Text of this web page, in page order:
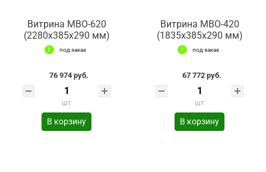
Витрина МВО-620
(2280x385x290 мм)
под заказ
76 974 руб.
шт
В корзину
Витрина МВО-420
(1835x385x290 мм)
под заказ
67 772 руб.
шт
В корзину